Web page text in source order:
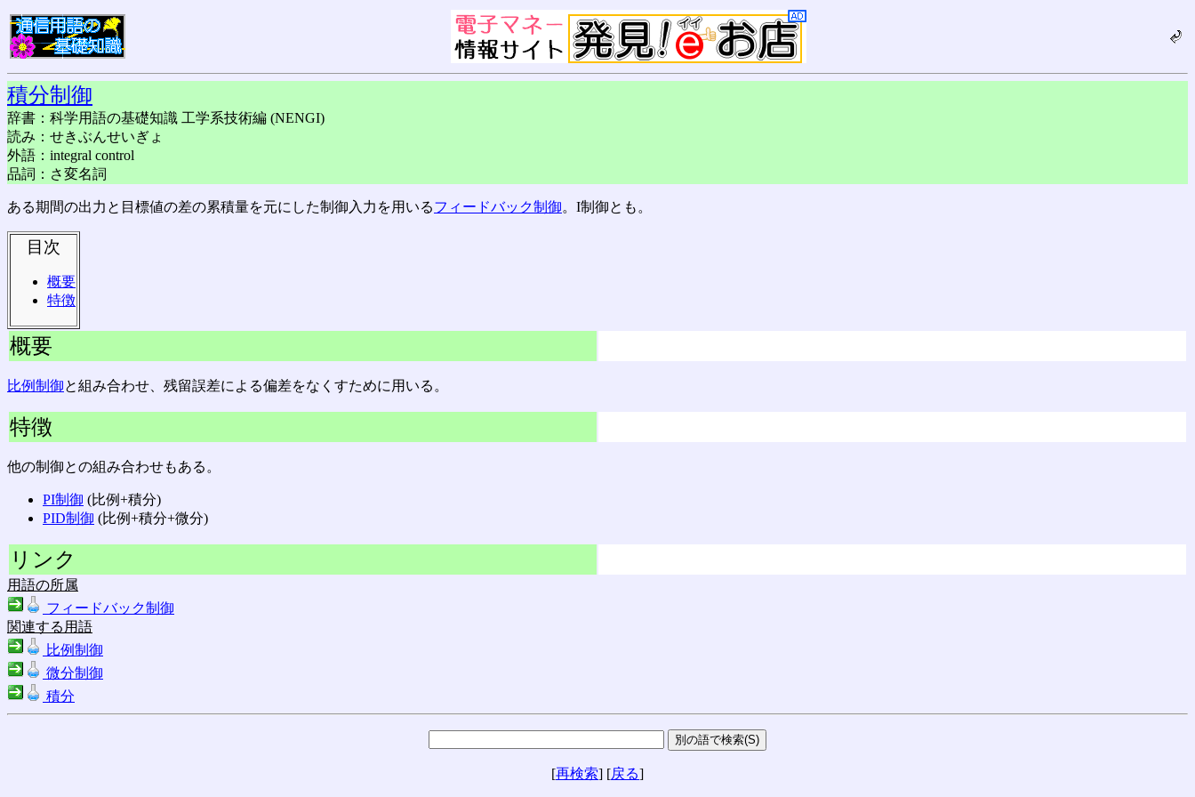
積分制御
辞書：科学用語の基礎知識 工学系技術編 (NENGI)
読み：せきぶんせいぎょ
外語：integral control
品詞：さ変名詞
ある期間の出力と目標値の差の累積量を元にした制御入力を用いるフィードバック制御。I制御とも。
目次
概要
特徴
概要
比例制御と組み合わせ、残留誤差による偏差をなくすために用いる。
特徴
他の制御との組み合わせもある。
PI制御 (比例+積分)
PID制御 (比例+積分+微分)
リンク
用語の所属
フィードバック制御
関連する用語
比例制御
微分制御
積分
[再検索] [戻る]